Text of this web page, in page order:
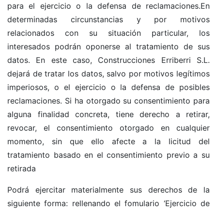
para el ejercicio o la defensa de reclamaciones.En
determinadas circunstancias y por motivos
relacionados con su situación particular, los
interesados podrán oponerse al tratamiento de sus
datos. En este caso, Construcciones Erriberri S.L.
dejará de tratar los datos, salvo por motivos legítimos
imperiosos, o el ejercicio o la defensa de posibles
reclamaciones. Si ha otorgado su consentimiento para
alguna finalidad concreta, tiene derecho a retirar,
revocar, el consentimiento otorgado en cualquier
momento, sin que ello afecte a la licitud del
tratamiento basado en el consentimiento previo a su
retirada
Podrá ejercitar materialmente sus derechos de la
siguiente forma: rellenando el fomulario ‘Ejercicio de